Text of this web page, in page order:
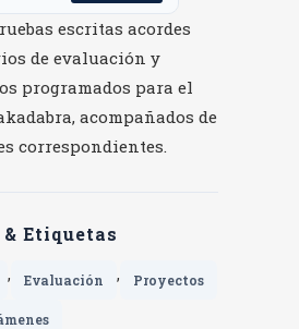
escritas acordes
de evaluación y
programados para el
acompañados de
correspondientes.
Etiquetas
, Evaluación , Proyectos